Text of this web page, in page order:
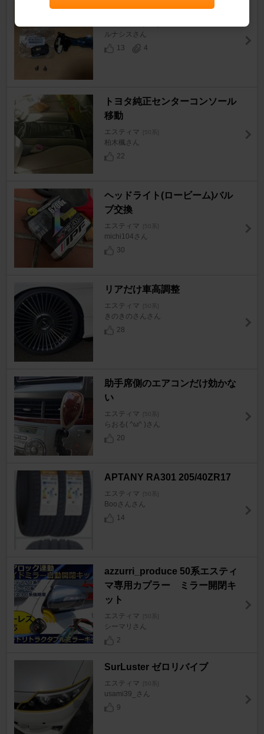
クルーズコントロール取付
ルナシスさん
13
4
トヨタ純正センターコンソール
移動
エスティマ [50系]
柏木楓さん
22
ヘッドライト(ロービーム)バル
ブ交換
エスティマ [50系]
michi104さん
30
リアだけ車高調整
エスティマ [50系]
きのきのさんさん
28
助手席側のエアコンだけ効かな
い
エスティマ [50系]
らおる( ^ω^ )さん
20
APTANY RA301 205/40ZR17
エスティマ [50系]
Booさんさん
14
azzurri_produce 50系エスティ
マ専用カプラー ミラー開閉キ
ット
エスティマ [50系]
シーマリさん
2
SurLuster ゼロリバイブ
エスティマ [50系]
usami39_さん
9